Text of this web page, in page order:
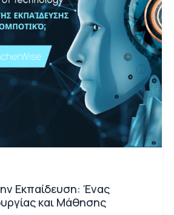
Εκπαίδευση: Ένας
και Μάθησης